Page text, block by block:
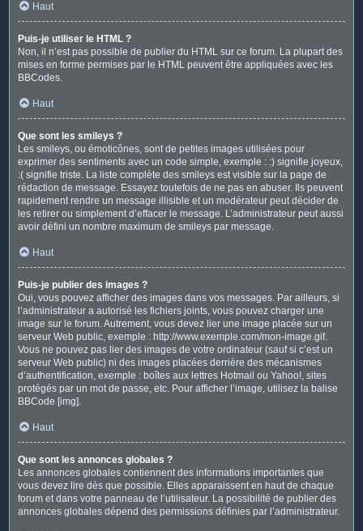
Haut
Puis-je utiliser le HTML ?
Non, il n’est pas possible de publier du HTML sur ce forum. La plupart des
mises en forme permises par le HTML peuvent être appliquées avec les
BBCodes.
Haut
Que sont les smileys ?
Les smileys, ou émoticônes, sont de petites images utilisées pour
exprimer des sentiments avec un code simple, exemple : :) signifie joyeux,
:( signifie triste. La liste complète des smileys est visible sur la page de
rédaction de message. Essayez toutefois de ne pas en abuser. Ils peuvent
rapidement rendre un message illisible et un modérateur peut décider de
les retirer ou simplement d’effacer le message. L’administrateur peut aussi
avoir défini un nombre maximum de smileys par message.
Haut
Puis-je publier des images ?
Oui, vous pouvez afficher des images dans vos messages. Par ailleurs, si
l’administrateur a autorisé les fichiers joints, vous pouvez charger une
image sur le forum. Autrement, vous devez lier une image placée sur un
serveur Web public, exemple : http://www.exemple.com/mon-image.gif.
Vous ne pouvez pas lier des images de votre ordinateur (sauf si c’est un
serveur Web public) ni des images placées derrière des mécanismes
d’authentification, exemple : boîtes aux lettres Hotmail ou Yahoo!, sites
protégés par un mot de passe, etc. Pour afficher l’image, utilisez la balise
BBCode [img].
Haut
Que sont les annonces globales ?
Les annonces globales contiennent des informations importantes que
vous devez lire dès que possible. Elles apparaissent en haut de chaque
forum et dans votre panneau de l’utilisateur. La possibilité de publier des
annonces globales dépend des permissions définies par l’administrateur.